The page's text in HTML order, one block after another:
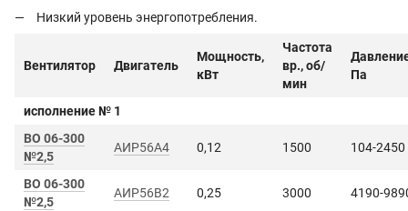
Низкий уровень энергопотребления.
Вентилятор Двигатель
Мощность,
кВт
Частота
вр., об/
мин
Па
исполнение № 1
ВО 06-300
№2,5
АИР56А4 0,12 1500 104-2450
ВО 06-300
№2,5
АИР56В2 0,25 3000 4190-